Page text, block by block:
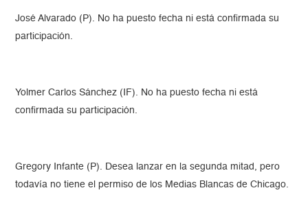
José Alvarado (P). No ha puesto fecha ni está confirmada su
participación.
Yolmer Carlos Sánchez (IF). No ha puesto fecha ni está
confirmada su participación.
Gregory Infante (P). Desea lanzar en la segunda mitad, pero
todavía no tiene el permiso de los Medias Blancas de Chicago.